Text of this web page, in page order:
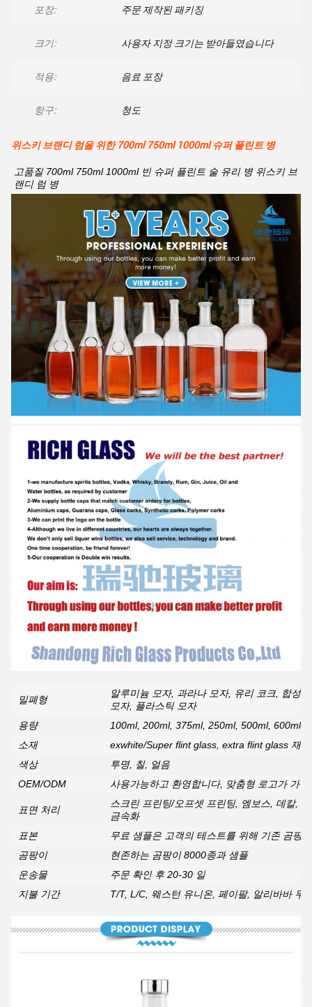
포장: 주문 제작된 패키징
크기: 사용자 지정 크기는 받아들였습니다
적용: 음료 포장
항구: 청도
위스키 브랜디 럼을 위한 700ml 750ml 1000ml 슈퍼 플린트 병
고품질 700ml 750ml 1000ml 빈 슈퍼 플린트 술 유리 병 위스키 브
랜디 럼 병
밀폐형
알루미늄 모자, 과라나 모자, 유리 코크, 합성
모자, 플라스틱 모자
용량
100ml, 200ml, 375ml, 250ml, 500ml, 600ml,
소재
exwhite/Super flint glass, extra flint glass 재료
색상
투명, 칠, 얼음
OEM/ODM
사용가능하고 환영합니다, 맞춤형 로고가 가능
표면 처리
스크린 프린팅/오프셋 프린팅, 엠보스, 데칼,
금속화
표본
무료 샘플은 고객의 테스트를 위해 기존 곰팡
곰팡이
현존하는 곰팡이 8000종과 샘플
운송물
주문 확인 후 20-30 일
지불 기간
T/T, L/C, 웨스턴 유니온, 페이팔, 알리바바 무